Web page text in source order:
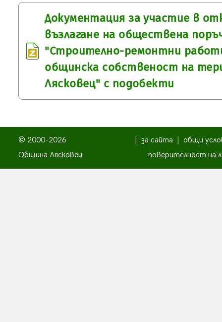
Документация за участие в
възлагане на обществена
"Строително-ремонтни
общинска собственост на
Лясковец" с подобекти
© 2000-2026
Община Лясковец
за сайта
общи
поверителност на